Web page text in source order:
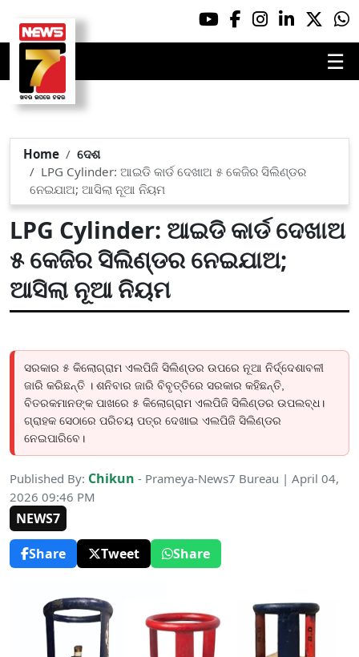
☰
Home
ଦେଶ
LPG Cylinder: ଆଇଡି କାର୍ଡ ଦେଖାଅ ୫ କେଜିର ସିଲିଣ୍ଡର
ନେଇଯାଅ; ଆସିଲା ନୂଆ ନିୟମ
LPG Cylinder: ଆଇଡି କାର୍ଡ ଦେଖାଅ
୫ କେଜିର ସିଲିଣ୍ଡର ନେଇଯାଅ;
ଆସିଲା ନୂଆ ନିୟମ
ସରକାର ୫ କିଲୋଗ୍ରାମ ଏଲପିଜି ସିଲିଣ୍ଡର ଉପରେ ନୂଆ ନିର୍ଦ୍ଦେଶାବଳୀ
ଜାରି କରିଛନ୍ତି । ଶନିବାର ଜାରି ବିବୃତ୍ତିରେ ସରକାର କହିଛନ୍ତି,
ବିତରକମାନଙ୍କ ପାଖରେ ୫ କିଲୋଗ୍ରାମ ଏଲପିଜି ସିଲିଣ୍ଡର ଉପଲବ୍ଧ।
ଗ୍ରାହକ ସେଠାରେ ପରିଚୟ ପତ୍ର ଦେଖାଇ ଏଲପିଜି ସିଲିଣ୍ଡର
ନେଇପାରିବେ।
Published By: Chikun - Prameya-News7 Bureau | April 04,
2026 09:46 PM
NEWS7
Share
Tweet Share